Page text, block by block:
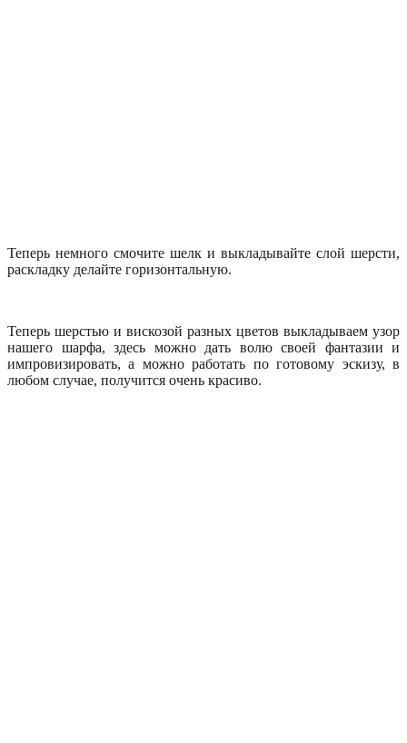
Теперь немного смочите шелк и выкладывайте слой шерсти,
раскладку делайте горизонтальную.
Теперь шерстью и вискозой разных цветов выкладываем узор
нашего шарфа, здесь можно дать волю своей фантазии и
импровизировать, а можно работать по готовому эскизу, в
любом случае, получится очень красиво.